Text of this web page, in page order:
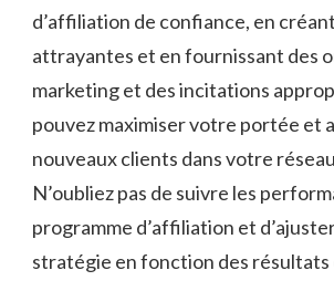
d’affiliation de ​confiance, en⁤
attrayantes et en fournissant des
marketing et des ⁢incitations
pouvez maximiser votre portée et⁤
nouveaux clients dans votre
N’oubliez pas de ⁤suivre les
programme ⁢d’affiliation et
⁢stratégie en fonction des résultats